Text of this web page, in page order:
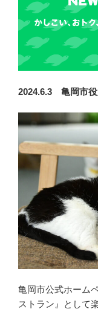
2024.6.3 亀岡市役
亀岡市公式ホーム
ストラン』として